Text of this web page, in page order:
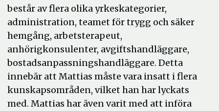
består av flera olika yrkeskategorier,
administration, teamet för trygg och säker
hemgång, arbetsterapeut,
anhörigkonsulenter, avgiftshandläggare,
bostadsanpassningshandläggare. Detta
innebär att Mattias måste vara insatt i flera
kunskapsområden, vilket han har lyckats
med. Mattias har även varit med att införa